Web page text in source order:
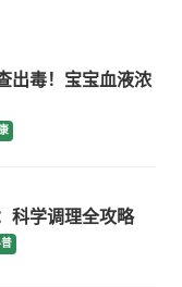
出毒！宝宝血液浓
科学调理全攻略